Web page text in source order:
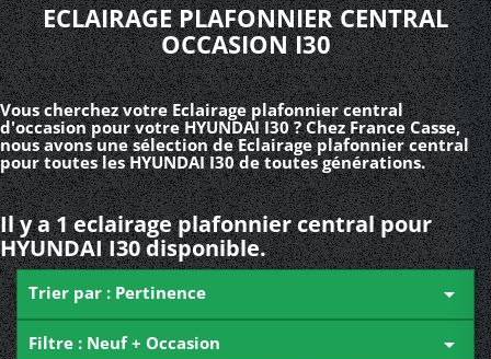
ECLAIRAGE PLAFONNIER CENTRAL
OCCASION I30
Vous cherchez votre Eclairage plafonnier central
d'occasion pour votre HYUNDAI I30 ? Chez France Casse,
nous avons une sélection de Eclairage plafonnier central
pour toutes les HYUNDAI I30 de toutes générations.
Il y a 1 eclairage plafonnier central pour
HYUNDAI I30 disponible.
Trier par : Pertinence 
Filtre : Neuf + Occasion 